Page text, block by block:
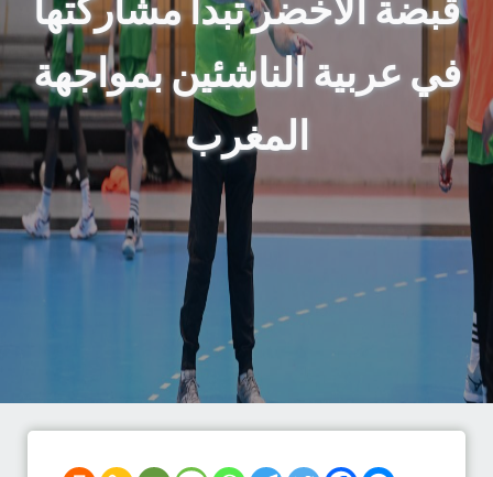
قبضة الأخضر تبدأ مشاركتها
في عربية الناشئين بمواجهة
المغرب